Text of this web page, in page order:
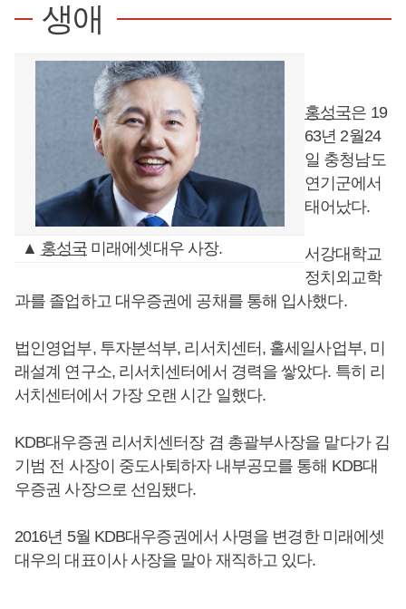
생애
▲ 홍성국 미래에셋대우 사장.
홍성국은 19
63년 2월24
일 충청남도
연기군에서
태어났다.
서강대학교
정치외교학
과를 졸업하고 대우증권에 공채를 통해 입사했다.
법인영업부, 투자분석부, 리서치센터, 홀세일사업부, 미
래설계 연구소, 리서치센터에서 경력을 쌓았다. 특히 리
서치센터에서 가장 오랜 시간 일했다.
KDB대우증권 리서치센터장 겸 총괄부사장을 맡다가 김
기범 전 사장이 중도사퇴하자 내부공모를 통해 KDB대
우증권 사장으로 선임됐다.
2016년 5월 KDB대우증권에서 사명을 변경한 미래에셋
대우의 대표이사 사장을 말아 재직하고 있다.